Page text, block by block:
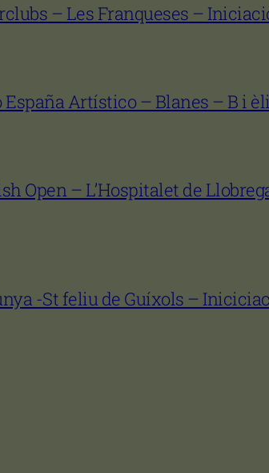
– Les Franqueses –
España Artístico – Blanes – B i
Open – L’Hospitalet de
-St feliu de Guíxols –